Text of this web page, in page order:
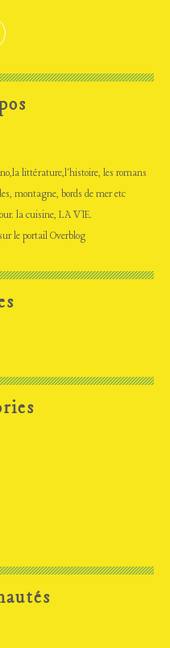
littérature,l'histoire, les romans
montagne, bords de mer etc
la cuisine, LA VIE.
sur le portail Overblog